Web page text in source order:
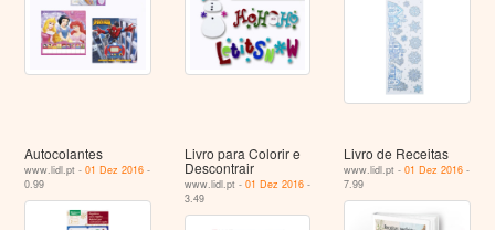
Autocolantes
www.lidl.pt -01 Dez 2016 -
0.99
Livro para Colorir e
Descontrair
www.lidl.pt - 01 Dez 2016-
3.49
Livro de Receitas
www.lidl.pt -01 Dez 2016 -
7.99